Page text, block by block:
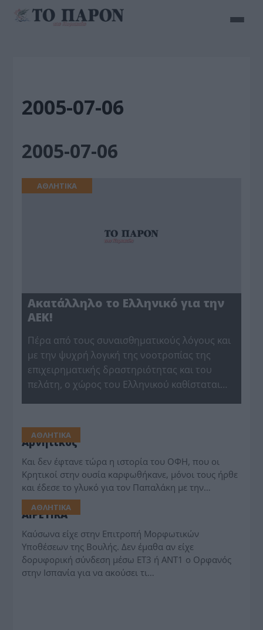
2005-07-06
2005-07-06
ΑΘΛΗΤΙΚΑ
Ακατάλληλο το Ελληνικό για την
ΑΕΚ!
Πέρα από τους συναισθηματικούς λόγους και
με την ψυχρή λογική της νοοτροπίας της
επιχειρηματικής δραστηριότητας και του
πελάτη, ο χώρος του Ελληνικού καθίσταται…
ΑΘΛΗΤΙΚΑ
Αρνητικός
Και δεν έφτανε τώρα η ιστορία του ΟΦΗ, που οι
Κρητικοί στην ουσία καρφωθήκανε, μόνοι τους ήρθε
και έδεσε το γλυκό για τον Παπαλάκη με την…
ΑΘΛΗΤΙΚΑ
ΑΙΡΕΤΙΚΑ
Καύσωνα είχε στην Επιτροπή Μορφωτικών
Υποθέσεων της Βουλής. Δεν έμαθα αν είχε
δορυφορική σύνδεση μέσω ΕΤ3 ή ΑΝΤ1 ο Ορφανός
στην Ισπανία για να ακούσει τι…